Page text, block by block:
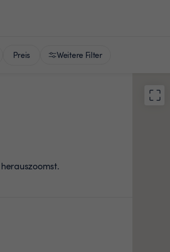
Preis Weitere Filter